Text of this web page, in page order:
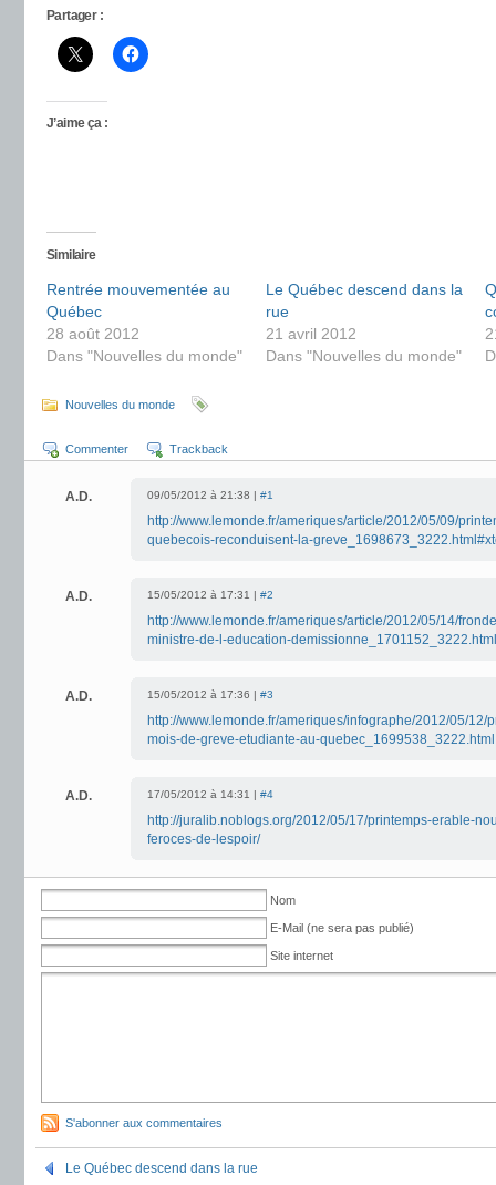
Partager :
J’aime ça :
Similaire
Rentrée mouvementée au
Québec
28 août 2012
Dans "Nouvelles du monde"
Le Québec descend dans la
rue
21 avril 2012
Dans "Nouvelles du monde"
Nouvelles du monde
Commenter Trackback
A.D. 09/05/2012 à 21:38 | #1
http://www.lemonde.fr/ameriques/article/2012/05/09/
quebecois-reconduisent-la-
A.D. 15/05/2012 à 17:31 | #2
http://www.lemonde.fr/ameriques/article/2012/05/14/
ministre-de-l-education-demissionne_1701152_3222.html
A.D. 15/05/2012 à 17:36 | #3
http://www.lemonde.fr/ameriques/infographe/2012/05/12/
mois-de-greve-etudiante-au-quebec_1699538_3222.html
A.D. 17/05/2012 à 14:31 | #4
http://juralib.noblogs.org/2012/05/17/printemps-erable-
feroces-de-lespoir/
Nom
E-Mail (ne sera pas publié)
Site internet
S'abonner aux commentaires
Le Québec descend dans la rue